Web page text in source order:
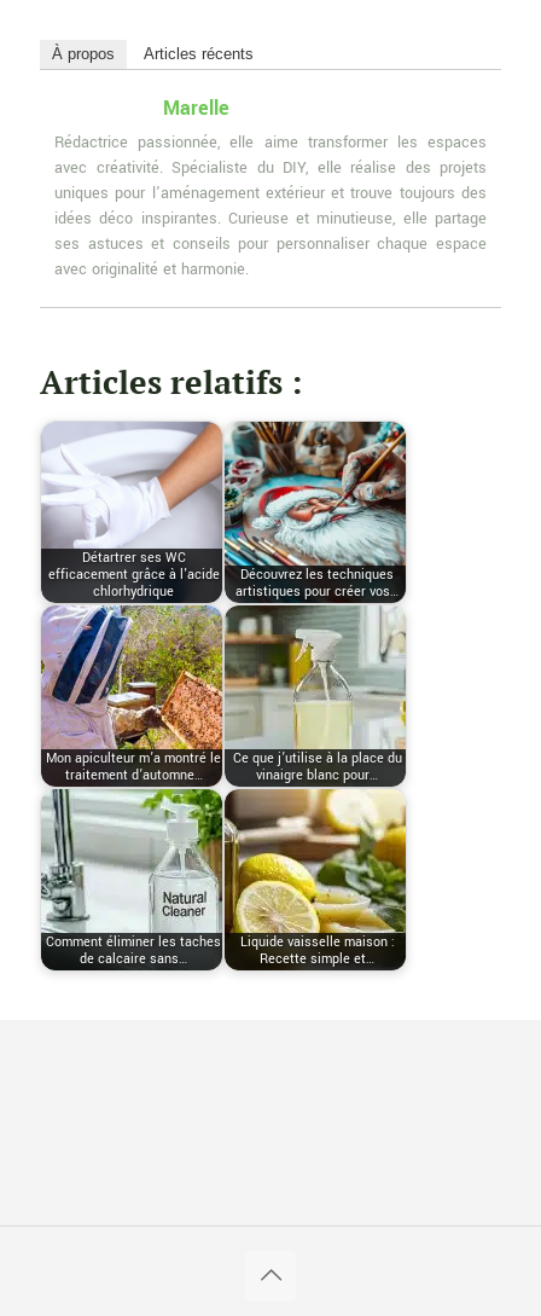
À propos Articles récents
Marelle
Rédactrice passionnée, elle aime transformer les espaces
avec créativité. Spécialiste du DIY, elle réalise des projets
uniques pour l'aménagement extérieur et trouve toujours des
idées déco inspirantes. Curieuse et minutieuse, elle partage
ses astuces et conseils pour personnaliser chaque espace
avec originalité et harmonie.
Articles relatifs :
Détartrer ses WC
efficacement grâce à l'acide
chlorhydrique
Découvrez les techniques
artistiques pour créer vos…
Mon apiculteur m’a montré le
traitement d’automne…
Ce que j’utilise à la place du
vinaigre blanc pour…
Comment éliminer les taches
de calcaire sans…
Liquide vaisselle maison :
Recette simple et…